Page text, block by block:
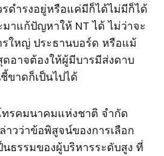
ดำรงอยู่หรือแค่มีก็ได้ไม่มีก็ได้
าแก้ปัญหาให้ NT ได้ ไม่ว่าจะ
รใหญ่ ประธานบอร์ด หรือแม้
อาจต้องให้ผู้มีบารมีส่งดาบ
ขาดก็เป็นไปได้
รคมนาคมแห่งชาติ จำกัด
วว่าข้อพิสูจน์ของการเลือก
ธรรมของผู้บริหารระดับสูง ที่